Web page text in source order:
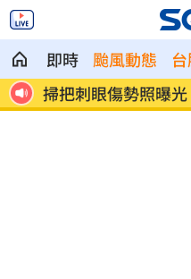
即時 颱風動態
掃把刺眼傷勢照曝